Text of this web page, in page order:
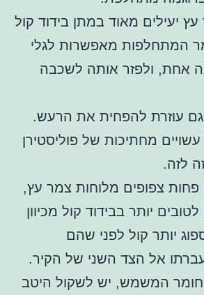
יעילים מאוד במתן בידוד קול
המתחלפות מאפשרות לגלי
אחת, ולפזר אותה לשכבה
עוזרת להפחית את הרעש.
מחתיכות של פוליסטירן
לזה.
צפופים מלוחות צמר עץ,
יותר בבידוד קול מכיוון
יותר קול לפני שהם
אל הצד השני של הקיר.
המשמש, יש לשקול היטב